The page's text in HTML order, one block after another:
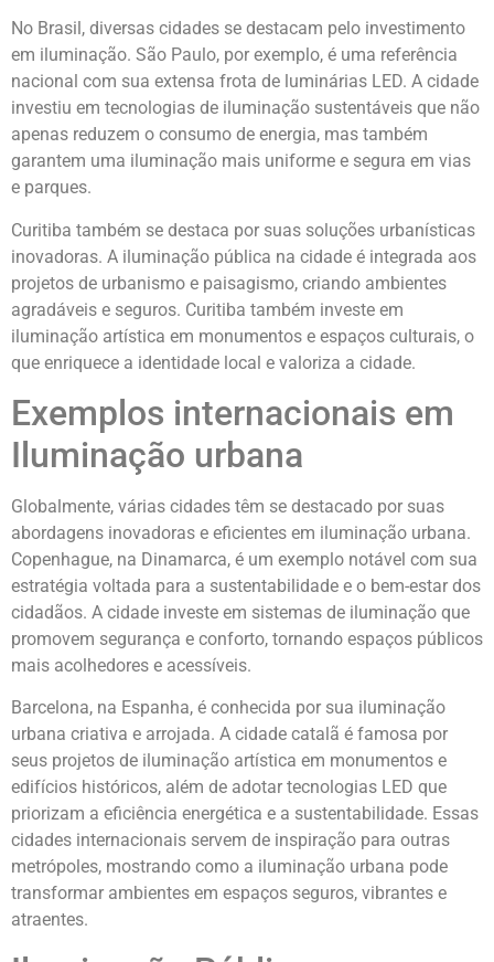
No Brasil, diversas cidades se destacam pelo investimento
em iluminação. São Paulo, por exemplo, é uma referência
nacional com sua extensa frota de luminárias LED. A cidade
investiu em tecnologias de iluminação sustentáveis que não
apenas reduzem o consumo de energia, mas também
garantem uma iluminação mais uniforme e segura em vias
e parques.
Curitiba também se destaca por suas soluções urbanísticas
inovadoras. A iluminação pública na cidade é integrada aos
projetos de urbanismo e paisagismo, criando ambientes
agradáveis e seguros. Curitiba também investe em
iluminação artística em monumentos e espaços culturais, o
que enriquece a identidade local e valoriza a cidade.
Exemplos internacionais em
Iluminação urbana
Globalmente, várias cidades têm se destacado por suas
abordagens inovadoras e eficientes em iluminação urbana.
Copenhague, na Dinamarca, é um exemplo notável com sua
estratégia voltada para a sustentabilidade e o bem-estar dos
cidadãos. A cidade investe em sistemas de iluminação que
promovem segurança e conforto, tornando espaços públicos
mais acolhedores e acessíveis.
Barcelona, na Espanha, é conhecida por sua iluminação
urbana criativa e arrojada. A cidade catalã é famosa por
seus projetos de iluminação artística em monumentos e
edifícios históricos, além de adotar tecnologias LED que
priorizam a eficiência energética e a sustentabilidade. Essas
cidades internacionais servem de inspiração para outras
metrópoles, mostrando como a iluminação urbana pode
transformar ambientes em espaços seguros, vibrantes e
atraentes.